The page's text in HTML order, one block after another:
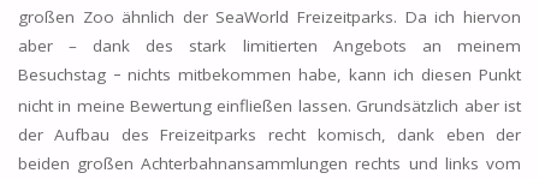
großen Zoo ähnlich der SeaWorld Freizeitparks. Da ich hiervon
aber – dank des stark limitierten Angebots an meinem
Besuchstag – nichts mitbekommen habe, kann ich diesen Punkt
nicht in meine Bewertung einfließen lassen. Grundsätzlich aber ist
der Aufbau des Freizeitparks recht komisch, dank eben der
beiden großen Achterbahnansammlungen rechts und links vom